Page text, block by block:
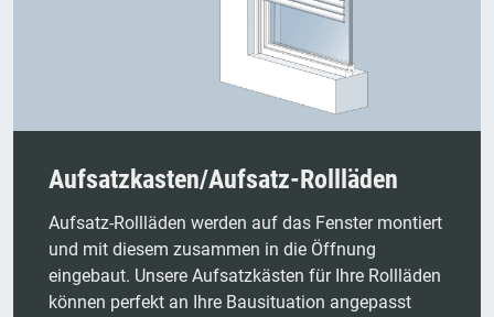
Aufsatzkasten/Aufsatz-Rollläden
Aufsatz-Rollläden werden auf das Fenster montiert
und mit diesem zusammen in die Öffnung
eingebaut. Unsere Aufsatzkästen für Ihre Rollläden
können perfekt an Ihre Bausituation angepasst